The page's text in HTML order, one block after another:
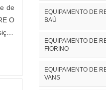
o
de
O
EQUIPAMENTO DE
BAÚ
EQUIPAMENTO DE
FIORINO
EQUIPAMENTO DE
VANS